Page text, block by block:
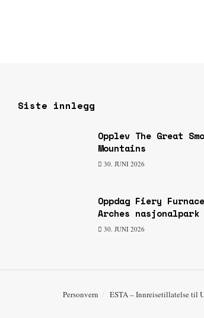
Siste innlegg
Opplev The Great
Mountains
30. JUNI 2026
Oppdag Fiery
Arches nasjonalpark
30. JUNI 2026
Personvern ESTA – Innreisetillatelse til